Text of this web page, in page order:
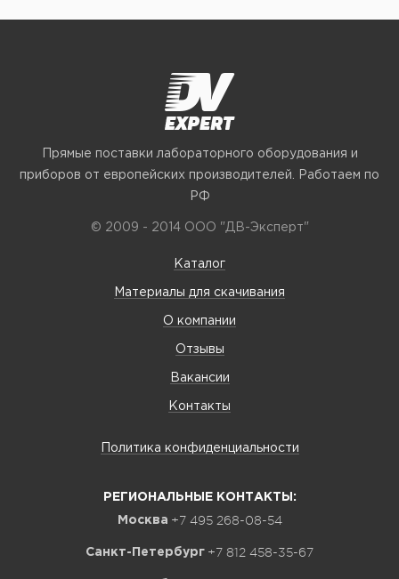
Прямые поставки лабораторного оборудования и
приборов от европейских производителей. Работаем по
РФ
© 2009 - 2014 ООО "ДВ-Эксперт"
Каталог
Материалы для скачивания
О компании
Отзывы
Вакансии
Контакты
Политика конфиденциальности
РЕГИОНАЛЬНЫЕ КОНТАКТЫ:
Москва +7 495 268-08-54
Санкт-Петербург +7 812 458-35-67